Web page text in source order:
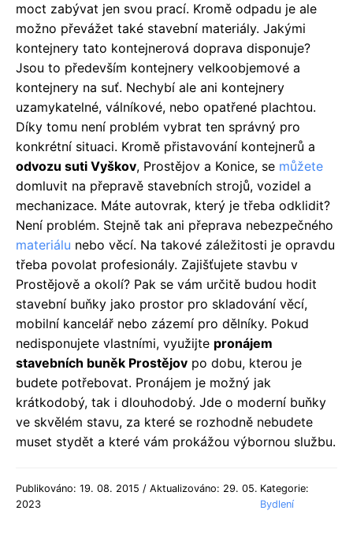
moct zabývat jen svou prací. Kromě odpadu je ale
možno převážet také stavební materiály. Jakými
kontejnery tato kontejnerová doprava disponuje?
Jsou to především kontejnery velkoobjemové a
kontejnery na suť. Nechybí ale ani kontejnery
uzamykatelné, válníkové, nebo opatřené plachtou.
Díky tomu není problém vybrat ten správný pro
konkrétní situaci. Kromě přistavování kontejnerů a
odvozu suti Vyškov, Prostějov a Konice, se můžete
domluvit na přepravě stavebních strojů, vozidel a
mechanizace. Máte autovrak, který je třeba odklidit?
Není problém. Stejně tak ani přeprava nebezpečného
materiálu nebo věcí. Na takové záležitosti je opravdu
třeba povolat profesionály. Zajišťujete stavbu v
Prostějově a okolí? Pak se vám určitě budou hodit
stavební buňky jako prostor pro skladování věcí,
mobilní kancelář nebo zázemí pro dělníky. Pokud
nedisponujete vlastními, využijte pronájem
stavebních buněk Prostějov po dobu, kterou je
budete potřebovat. Pronájem je možný jak
krátkodobý, tak i dlouhodobý. Jde o moderní buňky
ve skvělém stavu, za které se rozhodně nebudete
muset stydět a které vám prokážou výbornou službu.
Publikováno: 19. 08. 2015 / Aktualizováno: 29. 05.
2023
Kategorie:
Bydlení